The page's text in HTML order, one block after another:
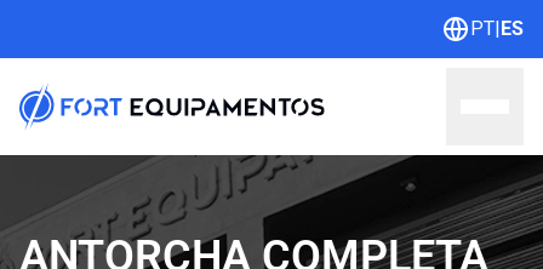
PT|ES
Home
ANTORCHA COMPLETA